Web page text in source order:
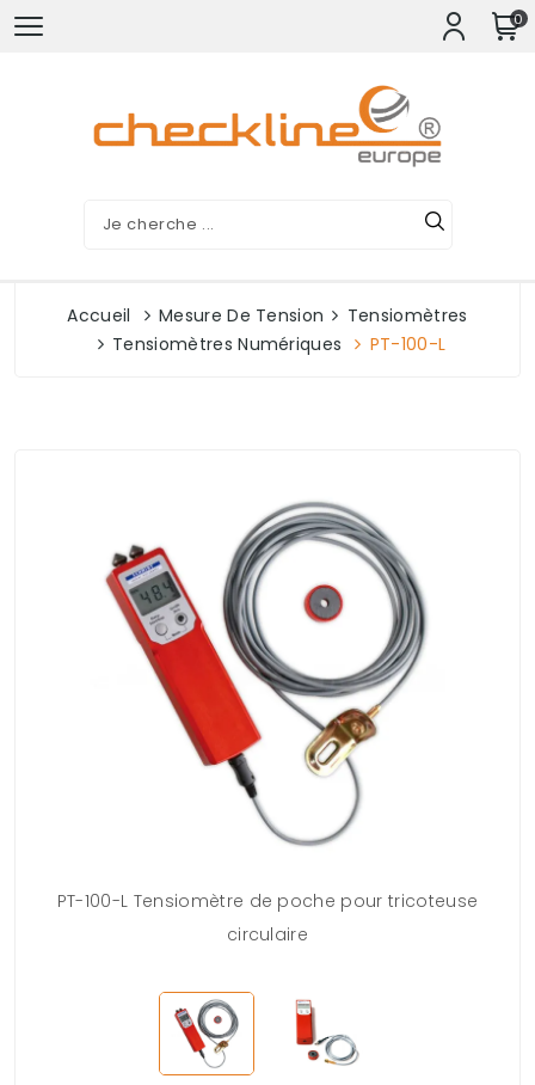
0
Accueil Mesure De Tension
Tensiomètres
Tensiomètres Numériques
PT-100-L
PT-100-L Tensiomètre de poche pour tricoteuse
circulaire